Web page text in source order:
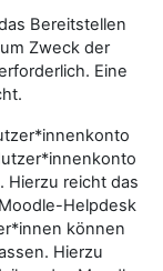
Bereitstellen
Zweck der
Eine
Hierzu reicht das
Helpdesk
können
Hierzu